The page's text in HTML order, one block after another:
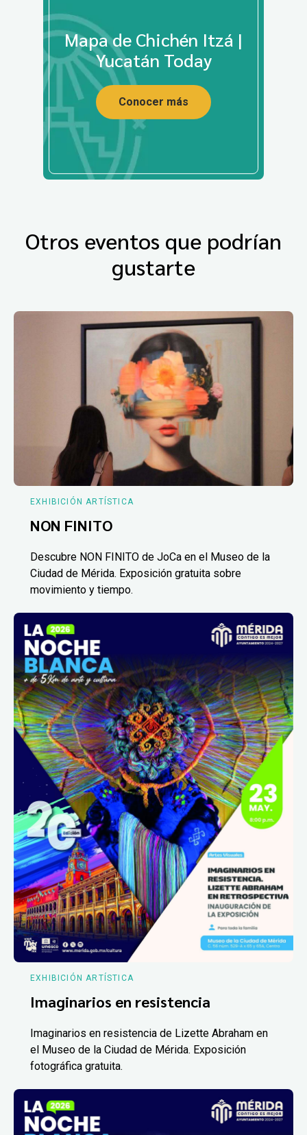
Mapa de Chichén Itzá |
Yucatán Today
Conocer más
Otros eventos que podrían
gustarte
EXHIBICIÓN ARTÍSTICA
NON FINITO
Descubre NON FINITO de JoCa en el Museo de la
Ciudad de Mérida. Exposición gratuita sobre
movimiento y tiempo.
EXHIBICIÓN ARTÍSTICA
Imaginarios en resistencia
Imaginarios en resistencia de Lizette Abraham en
el Museo de la Ciudad de Mérida. Exposición
fotográfica gratuita.